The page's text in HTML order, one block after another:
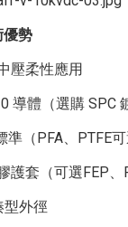
優勢
壓柔性應用
導體（選購 SPC
準（PFA、PTFE可
護套（可選FEP、
型外徑